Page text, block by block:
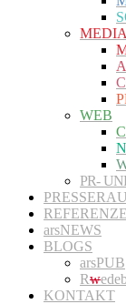
MEDIA
WEB
PR-
arsNEWS
BLOGS
arsPUB
Rw
KONTAKT